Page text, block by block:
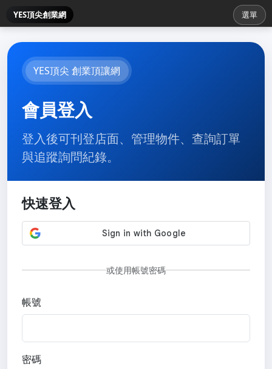
YES頂尖創業網 選單
YES頂尖 創業頂讓網
會員登入
登入後可刊登店面、管理物件、查詢訂單
與追蹤詢問紀錄。
快速登入
或使用帳號密碼
帳號
密碼